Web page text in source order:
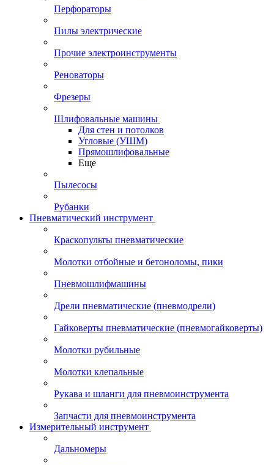
Перфораторы
Пилы электрические
Прочие электроинструменты
Реноваторы
Фрезеры
Шлифовальные машины
Для стен и потолков
Угловые (УШМ)
Прямошлифовальные
Еще
Пылесосы
Рубанки
Пневматический инструмент
Краскопульты пневматические
Молотки отбойные и бетоноломы, пики
Пневмошлифмашины
Дрели пневматические (пневмодрели)
Гайковерты пневматические (пневмогайковерты)
Молотки рубильные
Молотки клепальные
Рукава и шланги для пневмоинструмента
Запчасти для пневмоинструмента
Измерительный инструмент
Дальномеры